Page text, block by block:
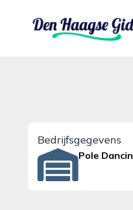
denhaagsegids.nl
Bedrijfsgegevens
Pole